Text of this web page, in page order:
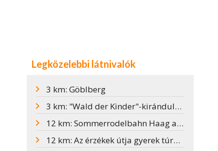
Legközelebbi látnivalók
3 km: Göblberg
3 km: "Wald der Kinder"-kirándulás a gyerekek erdőjébe
12 km: Sommerrodelbahn Haag am Hausruck
12 km: Az érzékek útja gyerek túraút